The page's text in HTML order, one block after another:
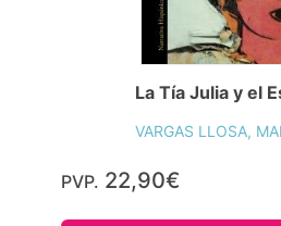
La Tía Julia y el
VARGAS LLOSA,
PVP. 22,90€